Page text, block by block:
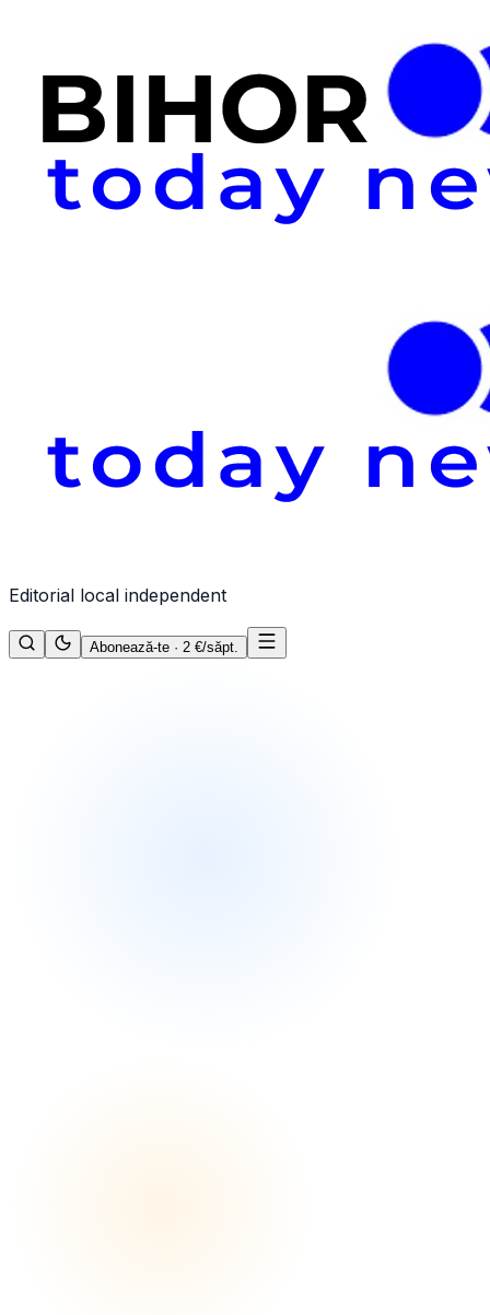
Editorial local independent
Abonează-te · 2 €/săpt.